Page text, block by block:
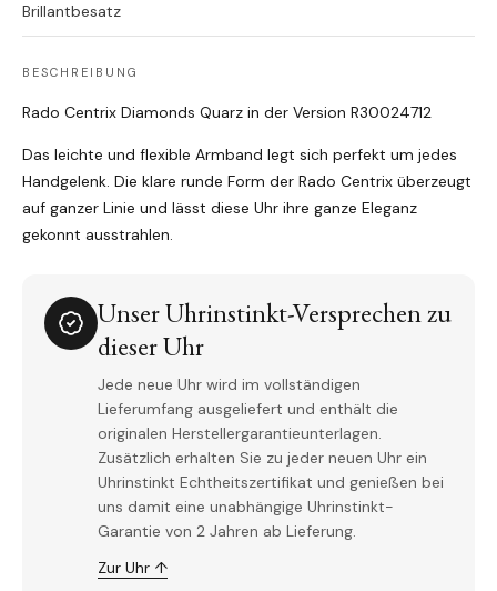
Brillantbesatz
BESCHREIBUNG
Rado Centrix Diamonds Quarz in der Version R30024712
Das leichte und flexible Armband legt sich perfekt um jedes
Handgelenk. Die klare runde Form der Rado Centrix überzeugt
auf ganzer Linie und lässt diese Uhr ihre ganze Eleganz
gekonnt ausstrahlen.
Unser Uhrinstinkt-Versprechen zu
dieser Uhr
Jede neue Uhr wird im vollständigen
Lieferumfang ausgeliefert und enthält die
originalen Herstellergarantieunterlagen.
Zusätzlich erhalten Sie zu jeder neuen Uhr ein
Uhrinstinkt Echtheitszertifikat und genießen bei
uns damit eine unabhängige Uhrinstinkt-
Garantie von 2 Jahren ab Lieferung.
Zur Uhr ↑